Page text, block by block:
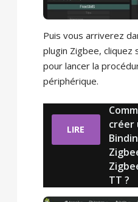
Puis vous arriverez
plugin Zigbee, cliquez
pour lancer la
périphérique.
LIRE
créer
TT ?